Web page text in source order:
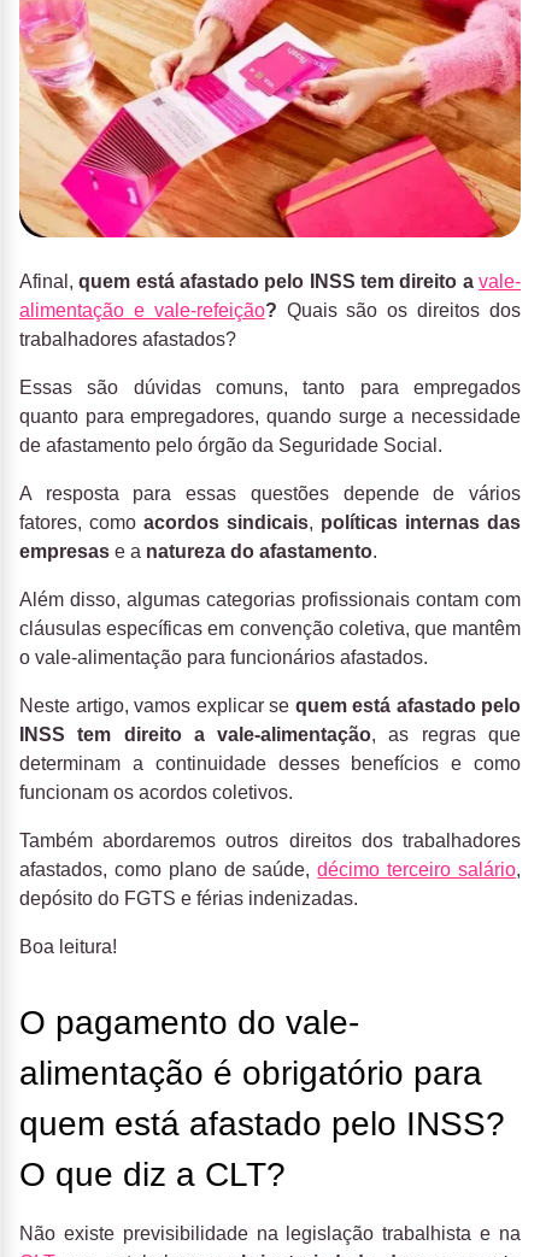
Afinal,quem está afastado pelo INSS tem direito avale-
alimentação e vale-refeição? Quais são os direitos dos
trabalhadores afastados?
Essas são dúvidas comuns, tanto para empregados
quanto para empregadores, quando surge a necessidade
de afastamento pelo órgão da Seguridade Social.
A resposta para essas questões depende de vários
fatores, como acordos sindicais, políticas internas das
empresas e a natureza do afastamento.
Além disso, algumas categorias profissionais contam com
cláusulas específicas em convenção coletiva, que mantêm
o vale-alimentação para funcionários afastados.
Neste artigo, vamos explicar se quem está afastado pelo
INSS tem direito a vale-alimentação, as regras que
determinam a continuidade desses benefícios e como
funcionam os acordos coletivos.
Também abordaremos outros direitos dos trabalhadores
afastados, como plano de saúde,décimo terceiro salário,
depósito do FGTS e férias indenizadas.
Boa leitura!
O pagamento do vale-
alimentação é obrigatório para
quem está afastado pelo INSS?
O que diz a CLT?
Não existe previsibilidade na legislação trabalhista e na